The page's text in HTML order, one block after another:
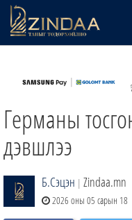
ТВ8
ӨГЛӨӨНИЙ СОНИН
АУДИО ЗОХИОЛ
ЗИНДАА СЭТГҮҮЛ
Германы
дэвшлээ
Б.Сэцэн | Zindaa.mn
2026 оны 05 сарын 18